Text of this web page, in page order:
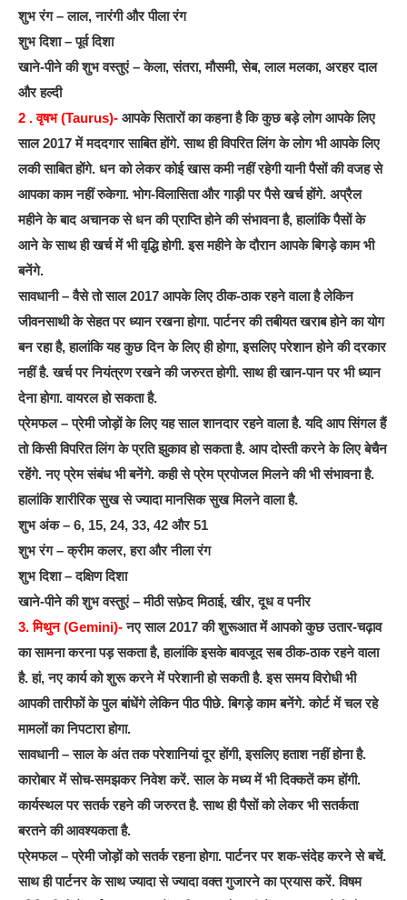
शुभ रंग – लाल, नारंगी और पीला रंग
शुभ दिशा – पूर्व दिशा
खाने-पीने की शुभ वस्तुएं – केला, संतरा, मौसमी, सेब, लाल मलका, अरहर दाल
और हल्दी
2 . वृषभ (Taurus)- आपके सितारों का कहना है कि कुछ बड़े लोग आपके लिए
साल 2017 में मददगार साबित होंगे. साथ ही विपरित लिंग के लोग भी आपके लिए
लकी साबित होंगे. धन को लेकर कोई खास कमी नहीं रहेगी यानी पैसों की वजह से
आपका काम नहीं रुकेगा. भोग-विलासिता और गाड़ी पर पैसे खर्च होंगे. अप्रैल
महीने के बाद अचानक से धन की प्राप्ति होने की संभावना है, हालांकि पैसों के
आने के साथ ही खर्च में भी वृद्धि होगी. इस महीने के दौरान आपके बिगड़े काम भी
बनेंगे.
सावधानी – वैसे तो साल 2017 आपके लिए ठीक-ठाक रहने वाला है लेकिन
जीवनसाथी के सेहत पर ध्यान रखना होगा. पार्टनर की तबीयत खराब होने का योग
बन रहा है, हालांकि यह कुछ दिन के लिए ही होगा, इसलिए परेशान होने की दरकार
नहीं है. खर्च पर नियंत्रण रखने की जरुरत होगी. साथ ही खान-पान पर भी ध्यान
देना होगा. वायरल हो सकता है.
प्रेमफल – प्रेमी जोड़ों के लिए यह साल शानदार रहने वाला है. यदि आप सिंगल हैं
तो किसी विपरित लिंग के प्रति झुकाव हो सकता है. आप दोस्ती करने के लिए बेचैन
रहेंगे. नए प्रेम संबंध भी बनेंगे. कही से प्रेम प्रपोजल मिलने की भी संभावना है.
हालांकि शारीरिक सुख से ज्यादा मानसिक सुख मिलने वाला है.
शुभ अंक – 6, 15, 24, 33, 42 और 51
शुभ रंग – क्रीम कलर, हरा और नीला रंग
शुभ दिशा – दक्षिण दिशा
खाने-पीने की शुभ वस्तुएं – मीठी सफ़ेद मिठाई, खीर, दूध व पनीर
3. मिथुन (Gemini)-नए साल 2017 की शुरूआत में आपको कुछ उतार-चढ़ाव
का सामना करना पड़ सकता है, हालांकि इसके बावजूद सब ठीक-ठाक रहने वाला
है. हां, नए कार्य को शुरू करने में परेशानी हो सकती है. इस समय विरोधी भी
आपकी तारीफों के पुल बांधेंगे लेकिन पीठ पीछे. बिगड़े काम बनेंगे. कोर्ट में चल रहे
मामलों का निपटारा होगा.
सावधानी – साल के अंत तक परेशानियां दूर होंगी, इसलिए हताश नहीं होना है.
कारोबार में सोच-समझकर निवेश करें. साल के मध्य में भी दिक्कतें कम होंगी.
कार्यस्थल पर सतर्क रहने की जरुरत है. साथ ही पैसों को लेकर भी सतर्कता
बरतने की आवश्यकता है.
प्रेमफल – प्रेमी जोड़ों को सतर्क रहना होगा. पार्टनर पर शक-संदेह करने से बचें.
साथ ही पार्टनर के साथ ज्यादा से ज्यादा वक्त गुजारने का प्रयास करें. विषम